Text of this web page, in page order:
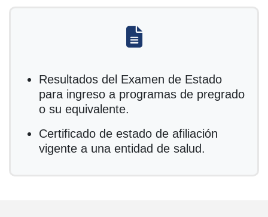
fas fa-file-alt
Resultados del Examen de Estado
para ingreso a programas de pregrado
o su equivalente.
Certificado de estado de afiliación
vigente a una entidad de salud.